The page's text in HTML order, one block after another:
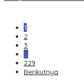
1
2
3
…
229
Berikutnya